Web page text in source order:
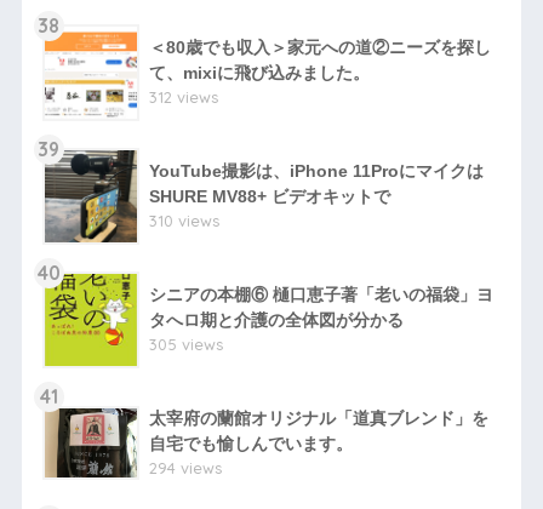
38
＜80歳でも収入＞家元への道②ニーズを探し
て、mixiに飛び込みました。
312 views
39
YouTube撮影は、iPhone 11Proにマイクは
SHURE MV88+ ビデオキットで
310 views
40
シニアの本棚⑥ 樋口恵子著「老いの福袋」ヨ
タへロ期と介護の全体図が分かる
305 views
41
太宰府の蘭館オリジナル「道真ブレンド」を
自宅でも愉しんでいます。
294 views